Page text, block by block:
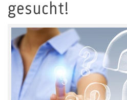
gesucht!